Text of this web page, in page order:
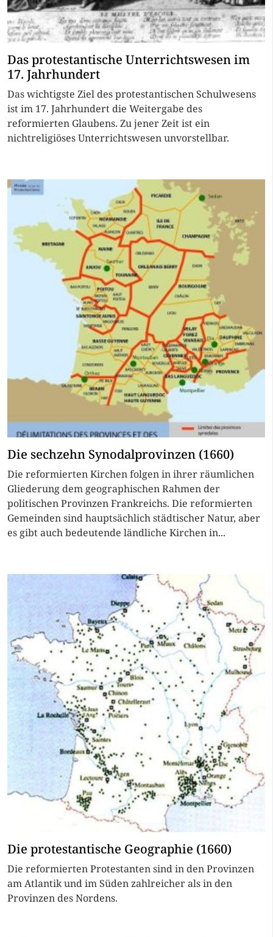
Das protestantische Unterrichtswesen im
17. Jahrhundert
Das wichtigste Ziel des protestantischen Schulwesens
ist im 17. Jahrhundert die Weitergabe des
reformierten Glaubens. Zu jener Zeit ist ein
nichtreligiöses Unterrichtswesen unvorstellbar.
Die sechzehn Synodalprovinzen (1660)
Die reformierten Kirchen folgen in ihrer räumlichen
Gliederung dem geographischen Rahmen der
politischen Provinzen Frankreichs. Die reformierten
Gemeinden sind hauptsächlich städtischer Natur, aber
es gibt auch bedeutende ländliche Kirchen in...
Die protestantische Geographie (1660)
Die reformierten Protestanten sind in den Provinzen
am Atlantik und im Süden zahlreicher als in den
Provinzen des Nordens.